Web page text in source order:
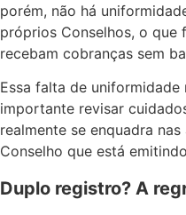
porém, não há
próprios Conselhos, o que
recebam cobranças sem
Essa falta de
importante revisar
realmente se enquadra
Conselho que está
Duplo registro? A